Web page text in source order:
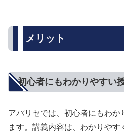
メリット
初心者にもわかりやすい
アパリセでは、初心者にもわ
ます。講義内容は、わかりや